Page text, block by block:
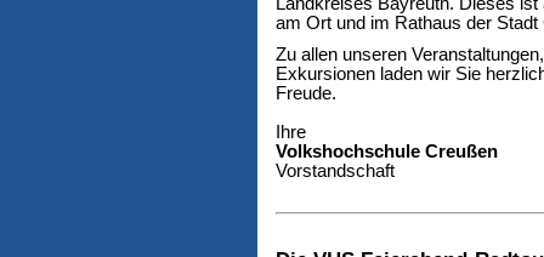
am Ort und im Rathaus der Stadt
Zu allen unseren
Exkursionen laden wir Sie
Freude.
Ihre
Volkshochschule Creußen
Vorstandschaft